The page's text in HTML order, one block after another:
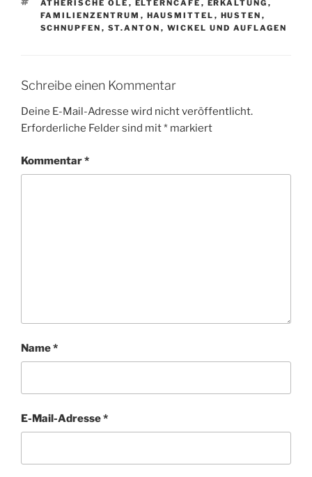
ÄTHERISCHE ÖLE , ELTERNCAFE , ERKÄLTUNG ,
FAMILIENZENTRUM , HAUSMITTEL , HUSTEN ,
SCHNUPFEN , ST.ANTON , WICKEL UND AUFLAGEN
Schreibe einen Kommentar
Deine E-Mail-Adresse wird nicht veröffentlicht.
Erforderliche Felder sind mit* markiert
Kommentar*
Name*
E-Mail-Adresse*